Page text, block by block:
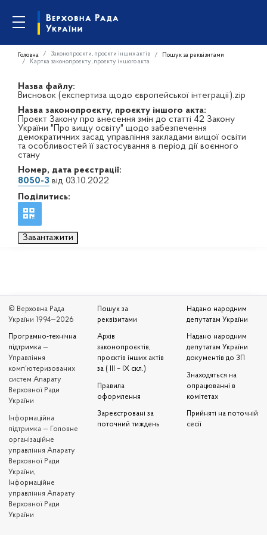
Головна Законопроєкти, проєкти інших актів
Пошук за реквізитами
Картка законопроєкту, проєкту іншого акта
Назва файлу:
Висновок (експертиза щодо європейської інтеграції).zip
Назва законопроєкту, проєкту іншого акта:
Проєкт Закону про внесення змін до статті 42 Закону
України "Про вищу освіту" щодо забезпечення
демократичних засад управління закладами вищої освіти
та особливостей її застосування в період дії воєнного
стану
Номер, дата реєстрації:
8050-3 від 03.10.2022
Поділитись:
Завантажити
© Верховна Рада
України 1994—2026
Програмно-технічна
підтримка —
Управління
комп'ютеризованих
систем Апарату
Верховної Ради
України
Iнформаційна
підтримка — Головне
організаційне
управління Апарату
Верховної Ради
України,
Інформаційне
управління Апарату
Верховної Ради
України
Пошук за
реквізитами
Архів
законопроєктів,
проєктів інших актів
за ( III – IX скл.)
Правила
оформлення
Зареєстровані за
поточний тиждень
Надано народним
депутатам України
Надано народним
депутатам України
документів до ЗП
Знаходяться на
опрацюванні в
комітетах
Прийняті на поточній
сесії